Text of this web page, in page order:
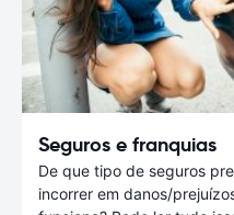
Seguros e franquias
De que tipo de seguros
incorrer em danos/